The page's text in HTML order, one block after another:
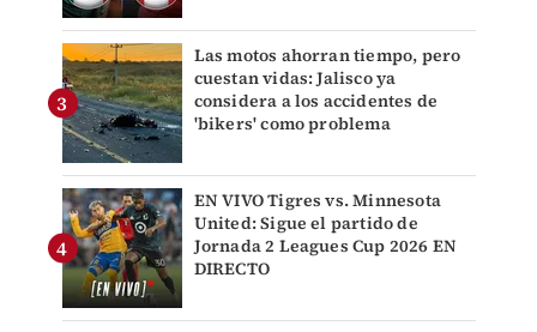
Las motos ahorran tiempo, pero
cuestan vidas: Jalisco ya
considera a los accidentes de
'bikers' como problema
EN VIVO Tigres vs. Minnesota
United: Sigue el partido de
Jornada 2 Leagues Cup 2026 EN
DIRECTO